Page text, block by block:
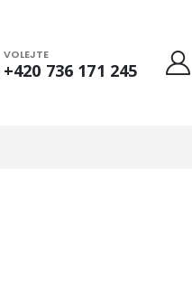
VOLEJTE
+420 736 171 245